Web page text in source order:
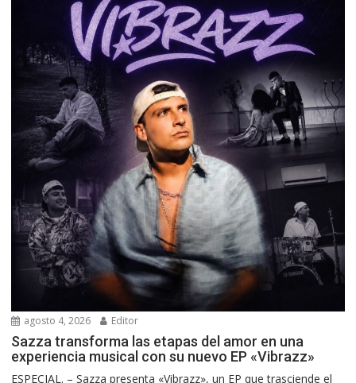
agosto 4, 2026 Editor
Sazza transforma las etapas del amor en una
experiencia musical con su nuevo EP «Vibrazz»
ESPECIAL. – Sazza presenta «Vibrazz», un EP que trasciende el